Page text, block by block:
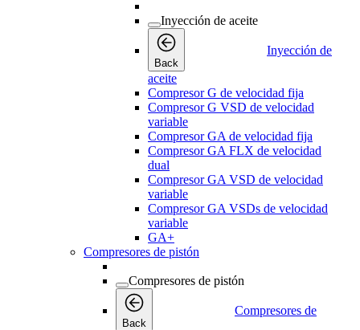
Inyección de aceite
Back
Inyección de
aceite
Compresor G de velocidad fija
Compresor G VSD de velocidad
variable
Compresor GA de velocidad fija
Compresor GA FLX de velocidad
dual
Compresor GA VSD de velocidad
variable
Compresor GA VSDs de velocidad
variable
GA+
Compresores de pistón
Compresores de pistón
Back
Compresores de